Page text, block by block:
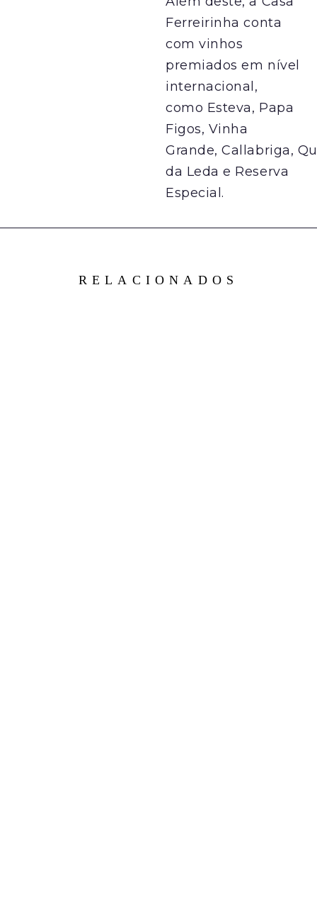
Ferreirinha conta
com vinhos
premiados em nível
internacional,
como Esteva, Papa
Figos, Vinha
Grande, Callabriga,
da Leda e Reserva
Especial.
RELACIONADOS